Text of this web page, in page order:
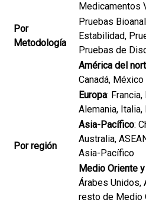
Medicamentos
Por
Metodología
Pruebas
Estabilidad,
Pruebas de
Por región
América del
Canadá, México
Europa: Francia,
Alemania, Italia,
Asia-Pacífico:
Australia,
Asia-Pacífico
Medio Oriente
Árabes Unidos,
resto de Medio